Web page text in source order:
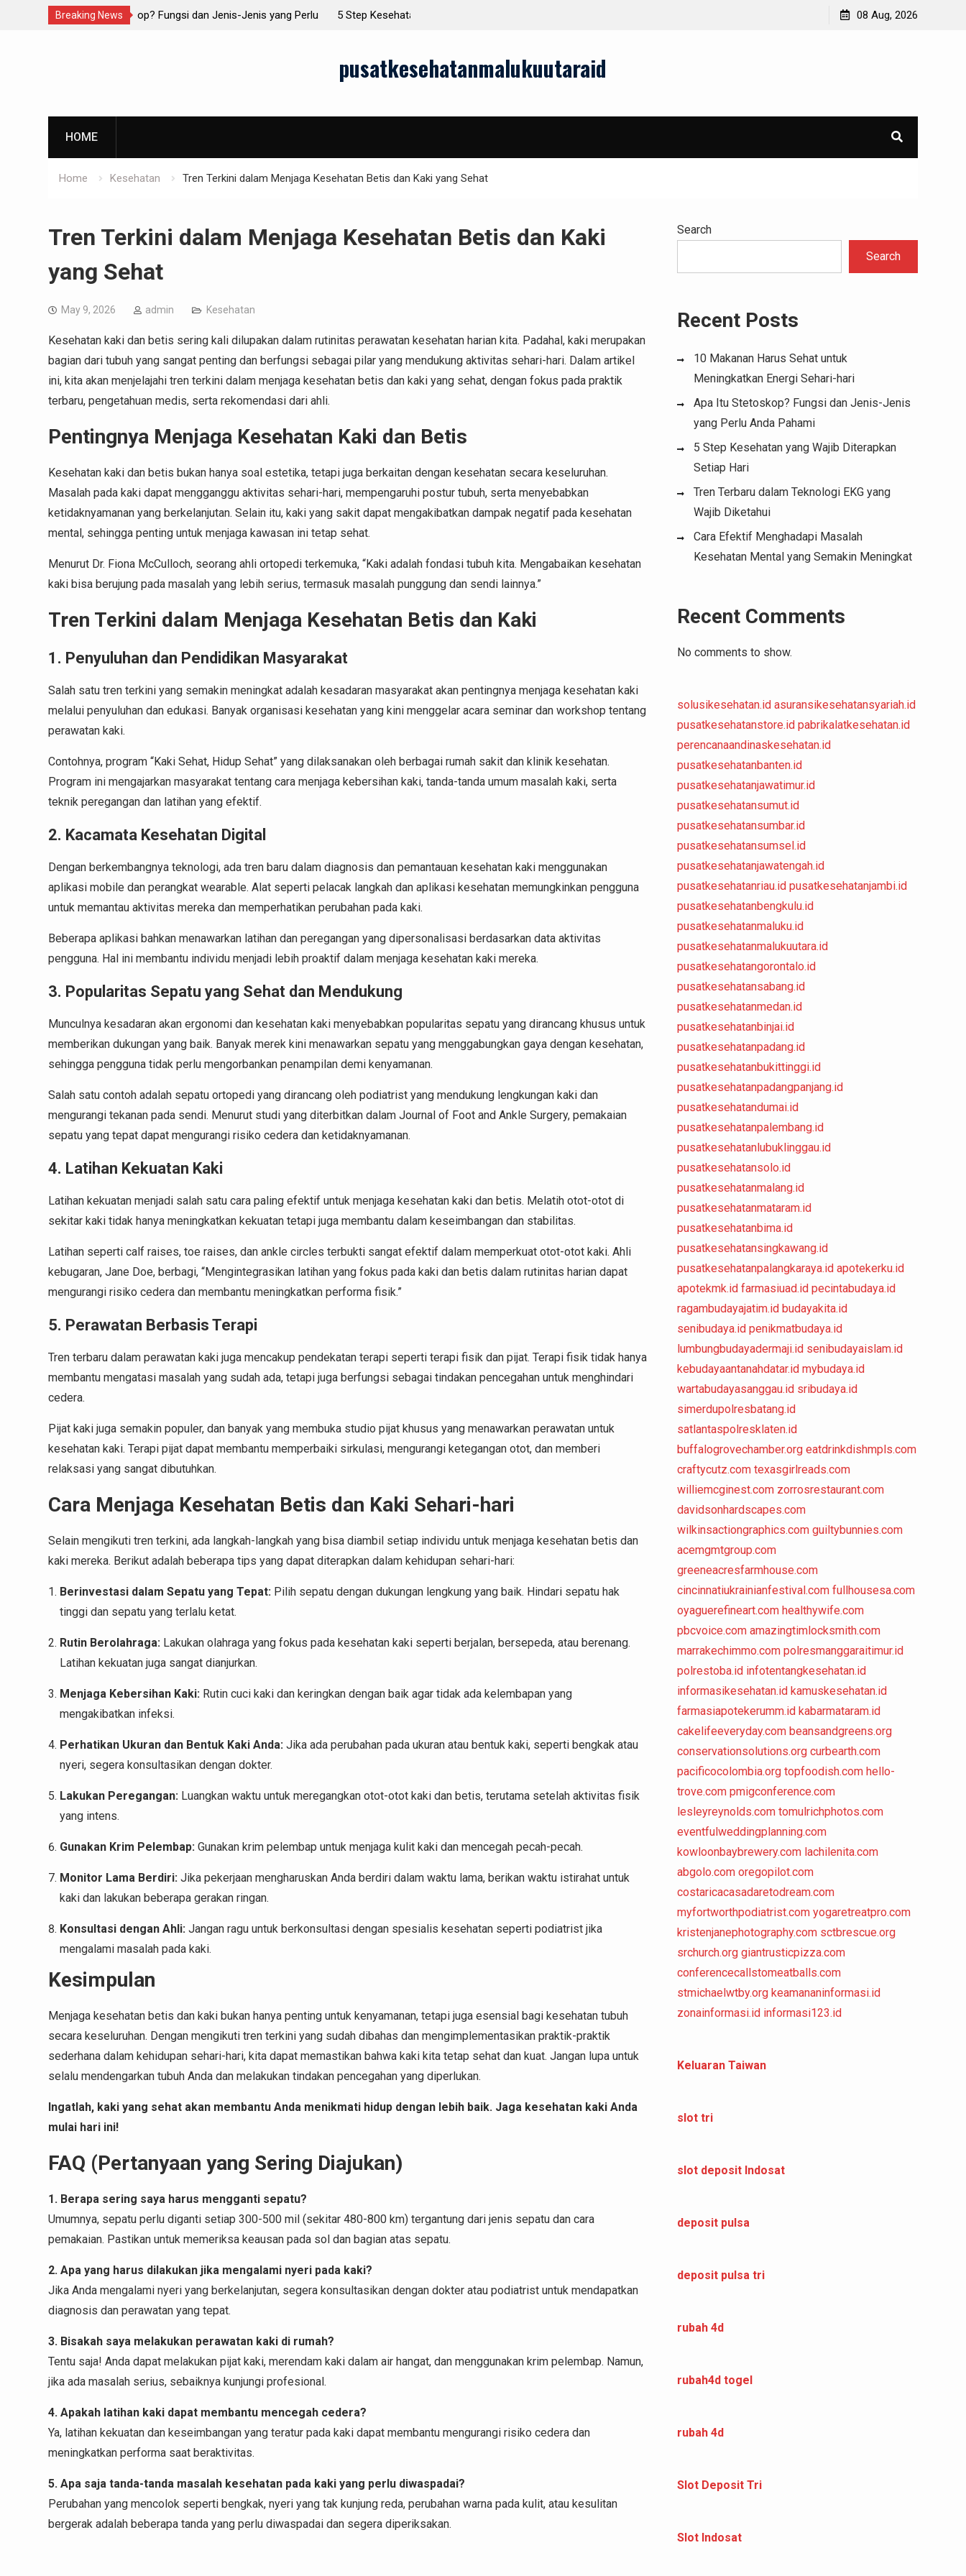
Breaking News
Jenis-Jenis yang Perlu 5 Step Kesehatan yang Wajib Diterapkan Setiap Hari
10 Makanan Harus Sehat untuk Meningkatkan Energi
08 Aug, 2026
pusatkesehatanmalukuutaraid
HOME
Home Kesehatan Tren Terkini dalam Menjaga Kesehatan Betis dan Kaki yang Sehat
Tren Terkini dalam Menjaga Kesehatan Betis dan Kaki
yang Sehat
May 9, 2026 admin Kesehatan
Kesehatan kaki dan betis sering kali dilupakan dalam rutinitas perawatan kesehatan harian kita. Padahal, kaki merupakan
bagian dari tubuh yang sangat penting dan berfungsi sebagai pilar yang mendukung aktivitas sehari-hari. Dalam artikel
ini, kita akan menjelajahi tren terkini dalam menjaga kesehatan betis dan kaki yang sehat, dengan fokus pada praktik
terbaru, pengetahuan medis, serta rekomendasi dari ahli.
Pentingnya Menjaga Kesehatan Kaki dan Betis
Kesehatan kaki dan betis bukan hanya soal estetika, tetapi juga berkaitan dengan kesehatan secara keseluruhan.
Masalah pada kaki dapat mengganggu aktivitas sehari-hari, mempengaruhi postur tubuh, serta menyebabkan
ketidaknyamanan yang berkelanjutan. Selain itu, kaki yang sakit dapat mengakibatkan dampak negatif pada kesehatan
mental, sehingga penting untuk menjaga kawasan ini tetap sehat.
Menurut Dr. Fiona McCulloch, seorang ahli ortopedi terkemuka, “Kaki adalah fondasi tubuh kita. Mengabaikan kesehatan
kaki bisa berujung pada masalah yang lebih serius, termasuk masalah punggung dan sendi lainnya.”
Tren Terkini dalam Menjaga Kesehatan Betis dan Kaki
1. Penyuluhan dan Pendidikan Masyarakat
Salah satu tren terkini yang semakin meningkat adalah kesadaran masyarakat akan pentingnya menjaga kesehatan kaki
melalui penyuluhan dan edukasi. Banyak organisasi kesehatan yang kini menggelar acara seminar dan workshop tentang
perawatan kaki.
Contohnya, program “Kaki Sehat, Hidup Sehat” yang dilaksanakan oleh berbagai rumah sakit dan klinik kesehatan.
Program ini mengajarkan masyarakat tentang cara menjaga kebersihan kaki, tanda-tanda umum masalah kaki, serta
teknik peregangan dan latihan yang efektif.
2. Kacamata Kesehatan Digital
Dengan berkembangnya teknologi, ada tren baru dalam diagnosis dan pemantauan kesehatan kaki menggunakan
aplikasi mobile dan perangkat wearable. Alat seperti pelacak langkah dan aplikasi kesehatan memungkinkan pengguna
untuk memantau aktivitas mereka dan memperhatikan perubahan pada kaki.
Beberapa aplikasi bahkan menawarkan latihan dan peregangan yang dipersonalisasi berdasarkan data aktivitas
pengguna. Hal ini membantu individu menjadi lebih proaktif dalam menjaga kesehatan kaki mereka.
3. Popularitas Sepatu yang Sehat dan Mendukung
Munculnya kesadaran akan ergonomi dan kesehatan kaki menyebabkan popularitas sepatu yang dirancang khusus untuk
memberikan dukungan yang baik. Banyak merek kini menawarkan sepatu yang menggabungkan gaya dengan kesehatan,
sehingga pengguna tidak perlu mengorbankan penampilan demi kenyamanan.
Salah satu contoh adalah sepatu ortopedi yang dirancang oleh podiatrist yang mendukung lengkungan kaki dan
mengurangi tekanan pada sendi. Menurut studi yang diterbitkan dalam Journal of Foot and Ankle Surgery, pemakaian
sepatu yang tepat dapat mengurangi risiko cedera dan ketidaknyamanan.
4. Latihan Kekuatan Kaki
Latihan kekuatan menjadi salah satu cara paling efektif untuk menjaga kesehatan kaki dan betis. Melatih otot-otot di
sekitar kaki tidak hanya meningkatkan kekuatan tetapi juga membantu dalam keseimbangan dan stabilitas.
Latihan seperti calf raises, toe raises, dan ankle circles terbukti sangat efektif dalam memperkuat otot-otot kaki. Ahli
kebugaran, Jane Doe, berbagi, “Mengintegrasikan latihan yang fokus pada kaki dan betis dalam rutinitas harian dapat
mengurangi risiko cedera dan membantu meningkatkan performa fisik.”
5. Perawatan Berbasis Terapi
Tren terbaru dalam perawatan kaki juga mencakup pendekatan terapi seperti terapi fisik dan pijat. Terapi fisik tidak hanya
membantu mengatasi masalah yang sudah ada, tetapi juga berfungsi sebagai tindakan pencegahan untuk menghindari
cedera.
Pijat kaki juga semakin populer, dan banyak yang membuka studio pijat khusus yang menawarkan perawatan untuk
kesehatan kaki. Terapi pijat dapat membantu memperbaiki sirkulasi, mengurangi ketegangan otot, dan memberi
relaksasi yang sangat dibutuhkan.
Cara Menjaga Kesehatan Betis dan Kaki Sehari-hari
Selain mengikuti tren terkini, ada langkah-langkah yang bisa diambil setiap individu untuk menjaga kesehatan betis dan
kaki mereka. Berikut adalah beberapa tips yang dapat diterapkan dalam kehidupan sehari-hari:
Berinvestasi dalam Sepatu yang Tepat: Pilih sepatu dengan dukungan lengkung yang baik. Hindari sepatu hak
tinggi dan sepatu yang terlalu ketat.
Rutin Berolahraga: Lakukan olahraga yang fokus pada kesehatan kaki seperti berjalan, bersepeda, atau berenang.
Latihan kekuatan juga sangat dianjurkan.
Menjaga Kebersihan Kaki: Rutin cuci kaki dan keringkan dengan baik agar tidak ada kelembapan yang
mengakibatkan infeksi.
Perhatikan Ukuran dan Bentuk Kaki Anda: Jika ada perubahan pada ukuran atau bentuk kaki, seperti bengkak atau
nyeri, segera konsultasikan dengan dokter.
Lakukan Peregangan: Luangkan waktu untuk meregangkan otot-otot kaki dan betis, terutama setelah aktivitas fisik
yang intens.
Gunakan Krim Pelembap: Gunakan krim pelembap untuk menjaga kulit kaki dan mencegah pecah-pecah.
Monitor Lama Berdiri: Jika pekerjaan mengharuskan Anda berdiri dalam waktu lama, berikan waktu istirahat untuk
kaki dan lakukan beberapa gerakan ringan.
Konsultasi dengan Ahli: Jangan ragu untuk berkonsultasi dengan spesialis kesehatan seperti podiatrist jika
mengalami masalah pada kaki.
Kesimpulan
Menjaga kesehatan betis dan kaki bukan hanya penting untuk kenyamanan, tetapi juga esensial bagi kesehatan tubuh
secara keseluruhan. Dengan mengikuti tren terkini yang sudah dibahas dan mengimplementasikan praktik-praktik
sederhana dalam kehidupan sehari-hari, kita dapat memastikan bahwa kaki kita tetap sehat dan kuat. Jangan lupa untuk
selalu mendengarkan tubuh Anda dan melakukan tindakan pencegahan yang diperlukan.
Ingatlah, kaki yang sehat akan membantu Anda menikmati hidup dengan lebih baik. Jaga kesehatan kaki Anda
mulai hari ini!
FAQ (Pertanyaan yang Sering Diajukan)
1. Berapa sering saya harus mengganti sepatu?
Umumnya, sepatu perlu diganti setiap 300-500 mil (sekitar 480-800 km) tergantung dari jenis sepatu dan cara
pemakaian. Pastikan untuk memeriksa keausan pada sol dan bagian atas sepatu.
2. Apa yang harus dilakukan jika mengalami nyeri pada kaki?
Jika Anda mengalami nyeri yang berkelanjutan, segera konsultasikan dengan dokter atau podiatrist untuk mendapatkan
diagnosis dan perawatan yang tepat.
3. Bisakah saya melakukan perawatan kaki di rumah?
Tentu saja! Anda dapat melakukan pijat kaki, merendam kaki dalam air hangat, dan menggunakan krim pelembap. Namun,
jika ada masalah serius, sebaiknya kunjungi profesional.
4. Apakah latihan kaki dapat membantu mencegah cedera?
Ya, latihan kekuatan dan keseimbangan yang teratur pada kaki dapat membantu mengurangi risiko cedera dan
meningkatkan performa saat beraktivitas.
5. Apa saja tanda-tanda masalah kesehatan pada kaki yang perlu diwaspadai?
Perubahan yang mencolok seperti bengkak, nyeri yang tak kunjung reda, perubahan warna pada kulit, atau kesulitan
bergerak adalah beberapa tanda yang perlu diwaspadai dan segera diperiksakan.
Search
Search
Recent Posts
10 Makanan Harus Sehat untuk
Meningkatkan Energi Sehari-hari
Apa Itu Stetoskop? Fungsi dan Jenis-Jenis
yang Perlu Anda Pahami
5 Step Kesehatan yang Wajib Diterapkan
Setiap Hari
Tren Terbaru dalam Teknologi EKG yang
Wajib Diketahui
Cara Efektif Menghadapi Masalah
Kesehatan Mental yang Semakin Meningkat
Recent Comments
No comments to show.
solusikesehatan.id asuransikesehatansyariah.id
pusatkesehatanstore.id pabrikalatkesehatan.id
perencanaandinaskesehatan.id
pusatkesehatanbanten.id
pusatkesehatanjawatimur.id
pusatkesehatansumut.id
pusatkesehatansumbar.id
pusatkesehatansumsel.id
pusatkesehatanjawatengah.id
pusatkesehatanriau.id pusatkesehatanjambi.id
pusatkesehatanbengkulu.id
pusatkesehatanmaluku.id
pusatkesehatanmalukuutara.id
pusatkesehatangorontalo.id
pusatkesehatansabang.id
pusatkesehatanmedan.id
pusatkesehatanbinjai.id
pusatkesehatanpadang.id
pusatkesehatanbukittinggi.id
pusatkesehatanpadangpanjang.id
pusatkesehatandumai.id
pusatkesehatanpalembang.id
pusatkesehatanlubuklinggau.id
pusatkesehatansolo.id
pusatkesehatanmalang.id
pusatkesehatanmataram.id
pusatkesehatanbima.id
pusatkesehatansingkawang.id
pusatkesehatanpalangkaraya.id apotekerku.id
apotekmk.id farmasiuad.id pecintabudaya.id
ragambudayajatim.id budayakita.id
senibudaya.id penikmatbudaya.id
lumbungbudayadermaji.id senibudayaislam.id
kebudayaantanahdatar.id mybudaya.id
wartabudayasanggau.id sribudaya.id
simerdupolresbatang.id
satlantaspolresklaten.id
buffalogrovechamber.org eatdrinkdishmpls.com
craftycutz.com texasgirlreads.com
williemcginest.com zorrosrestaurant.com
davidsonhardscapes.com
wilkinsactiongraphics.com guiltybunnies.com
acemgmtgroup.com
greeneacresfarmhouse.com
cincinnatiukrainianfestival.com fullhousesa.com
oyaguerefineart.com healthywife.com
pbcvoice.com amazingtimlocksmith.com
marrakechimmo.com polresmanggaraitimur.id
polrestoba.id infotentangkesehatan.id
informasikesehatan.id kamuskesehatan.id
farmasiapotekerumm.id kabarmataram.id
cakelifeeveryday.com beansandgreens.org
conservationsolutions.org curbearth.com
pacificocolombia.org topfoodish.com hello-
trove.com pmigconference.com
lesleyreynolds.com tomulrichphotos.com
eventfulweddingplanning.com
kowloonbaybrewery.com lachilenita.com
abgolo.com oregopilot.com
costaricacasadaretodream.com
myfortworthpodiatrist.com yogaretreatpro.com
kristenjanephotography.com sctbrescue.org
srchurch.org giantrusticpizza.com
conferencecallstomeatballs.com
stmichaelwtby.org keamananinformasi.id
zonainformasi.id informasi123.id
Keluaran Taiwan
slot tri
slot deposit Indosat
deposit pulsa
deposit pulsa tri
rubah 4d
rubah4d togel
rubah 4d
Slot Deposit Tri
Slot Indosat